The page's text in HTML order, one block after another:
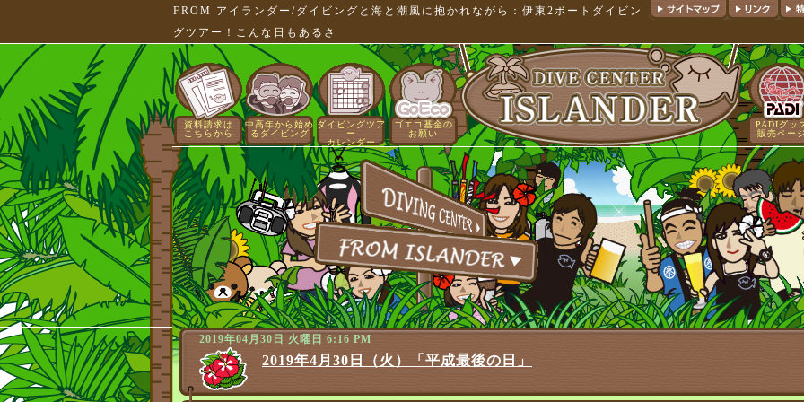
FROM アイランダー/ダイビングと海と潮風に抱かれながら：伊東2ボートダイビン
グツアー！こんな日もあるさ
資料請求は
こちらから
中高年から始め
るダイビング
ダイビングツア
ー
カレンダー
ゴエコ基金の
お願い
PADIグッ
販売ペー
2019年04月30日 火曜日 6:16 PM
2019年4月30日（火）「平成最後の日」